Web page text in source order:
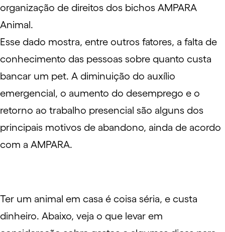
organização de direitos dos bichos AMPARA
Animal.
Esse dado mostra, entre outros fatores, a falta de
conhecimento das pessoas sobre quanto custa
bancar um pet. A diminuição do auxílio
emergencial, o aumento do desemprego e o
retorno ao trabalho presencial são alguns dos
principais motivos de abandono, ainda de acordo
com a AMPARA.
Ter um animal em casa é coisa séria, e custa
dinheiro. Abaixo, veja o que levar em